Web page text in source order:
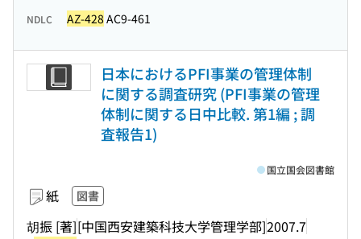
NDLC AZ-428 AC9-461
日本におけるPFI事業の管理体制
に関する調査研究 (PFI事業の管理
体制に関する日中比較. 第1編 ; 調
査報告1)
紙 図書
胡振 [著][中国西安建築科技大学管理学部]2007.7
国立国会図書館